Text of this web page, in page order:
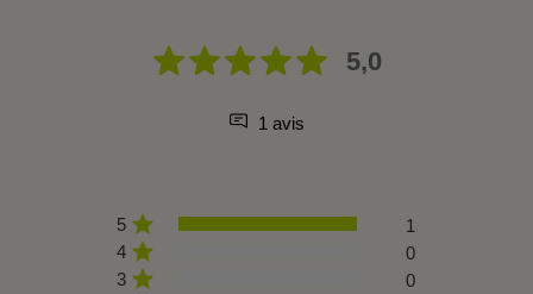
5,0
1 avis
5
1
4
0
3
0